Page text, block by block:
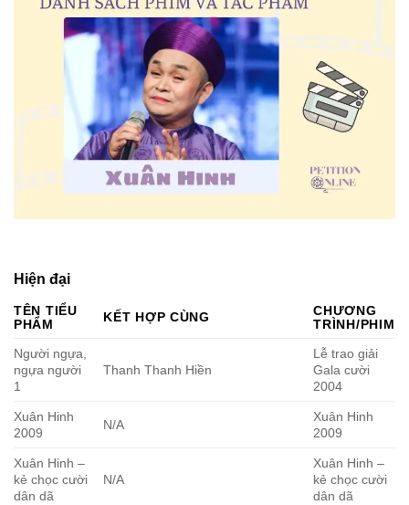
Hiện đại
TÊN TIỂU
PHẨM
KẾT HỢP CÙNG
CHƯƠNG
TRÌNH/PHIM
Người ngựa,
ngựa người
1
Thanh Thanh Hiền
Lễ trao giải
Gala cười
2004
Xuân Hinh
2009
N/A
Xuân Hinh
2009
Xuân Hinh –
kẻ chọc cười
dân dã
N/A
Xuân Hinh –
kẻ chọc cười
dân dã